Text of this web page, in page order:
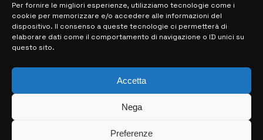
Per fornire le migliori esperienze, utilizziamo tecnologie come i
cookie per memorizzare e/o accedere alle informazioni del
dispositivo. Il consenso a queste tecnologie ci permetterà di
elaborare dati come il comportamento di navigazione o ID unici su
questo sito.
Accetta
Nega
Preferenze
MAPPA DEL SITO
> NOTIZIE
> EDIZIONI LOCALI